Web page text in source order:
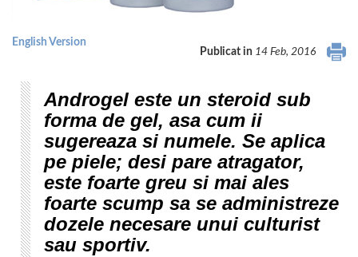
English Version
Publicat in 14 Feb, 2016
Androgel este un steroid sub
forma de gel, asa cum ii
sugereaza si numele. Se aplica
pe piele; desi pare atragator,
este foarte greu si mai ales
foarte scump sa se administreze
dozele necesare unui culturist
sau sportiv.